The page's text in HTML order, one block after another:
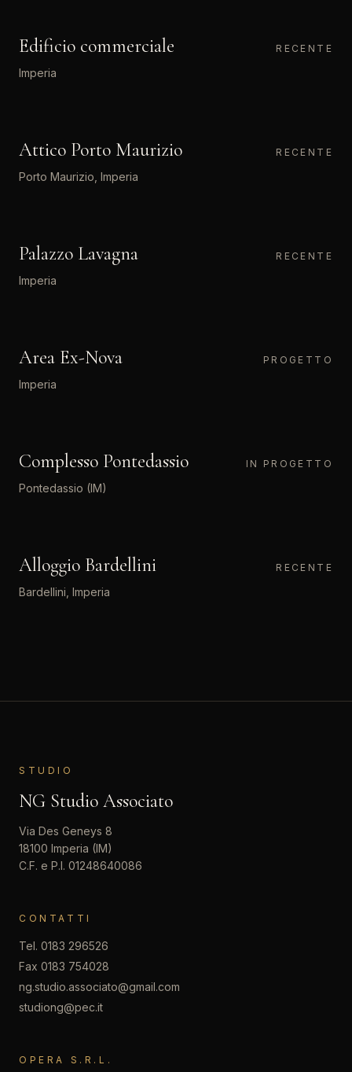
04 LQS
Edificio commerciale RECENTE
Imperia
05 LQS
Attico Porto Maurizio RECENTE
Porto Maurizio, Imperia
06
Palazzo Lavagna RECENTE
Imperia
07
Area Ex-Nova PROGETTO
Imperia
08
Complesso Pontedassio IN PROGETTO
Pontedassio (IM)
09 LQS
Alloggio Bardellini RECENTE
Bardellini, Imperia
STUDIO
NG Studio Associato
Via Des Geneys 8
18100 Imperia (IM)
C.F. e P.I. 01248640086
CONTATTI
Tel. 0183 296526
Fax 0183 754028
ng.studio.associato@gmail.com
studiong@pec.it
OPERA S.R.L.